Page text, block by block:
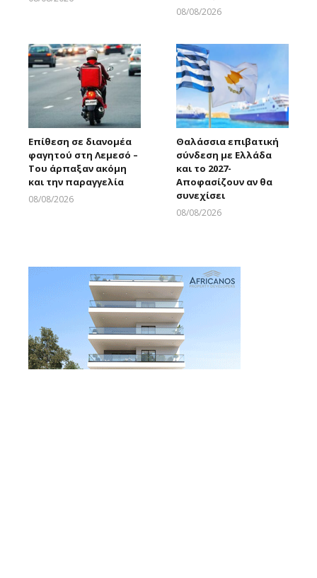
08/08/2026
Επίθεση σε διανομέα
φαγητού στη Λεμεσό –
Του άρπαξαν ακόμη
και την παραγγελία
08/08/2026
Θαλάσσια επιβατική
σύνδεση με Ελλάδα
και το 2027-
Αποφασίζουν αν θα
συνεχίσει
08/08/2026